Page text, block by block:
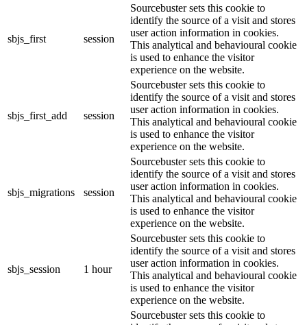
sbjs_first session
Sourcebuster sets this cookie to
identify the source of a visit and stores
user action information in cookies.
This analytical and behavioural cookie
is used to enhance the visitor
experience on the website.
sbjs_first_add session
Sourcebuster sets this cookie to
identify the source of a visit and stores
user action information in cookies.
This analytical and behavioural cookie
is used to enhance the visitor
experience on the website.
sbjs_migrations session
Sourcebuster sets this cookie to
identify the source of a visit and stores
user action information in cookies.
This analytical and behavioural cookie
is used to enhance the visitor
experience on the website.
sbjs_session 1 hour
Sourcebuster sets this cookie to
identify the source of a visit and stores
user action information in cookies.
This analytical and behavioural cookie
is used to enhance the visitor
experience on the website.
Sourcebuster sets this cookie to